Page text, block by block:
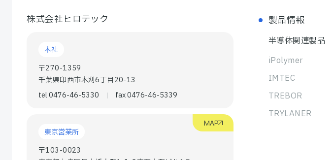
株式会社ヒロテック
本社
〒270-1359
千葉県印西市木刈6丁目20-13
tel 0476-46-5330
fax 0476-46-5339
MAP
東京営業所
〒103-0023
製品情報
半導体関連製品
iPolymer
IMTEC
TREBOR
TRYLANER